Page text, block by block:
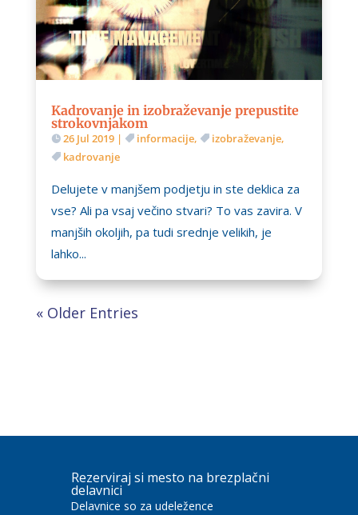
Kadrovanje in izobraževanje prepustite
strokovnjakom
26 Jul 2019| informacije, izobraževanje,
kadrovanje
Delujete v manjšem podjetju in ste deklica za
vse? Ali pa vsaj večino stvari? To vas zavira. V
manjših okoljih, pa tudi srednje velikih, je
lahko...
« Older Entries
Rezerviraj si mesto na brezplačni
delavnici
Delavnice so za udeležence